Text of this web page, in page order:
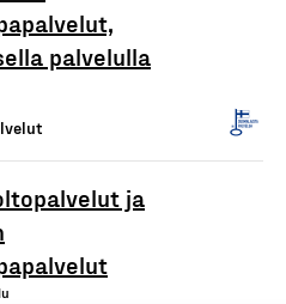
palvelulla
ja